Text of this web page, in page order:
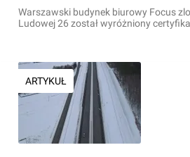
Warszawski budynek biurowy Focus
Ludowej 26 został wyróżniony
ARTYKUŁ